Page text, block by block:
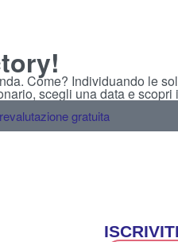
Come? Individuando le
scegli una data e
gratuita